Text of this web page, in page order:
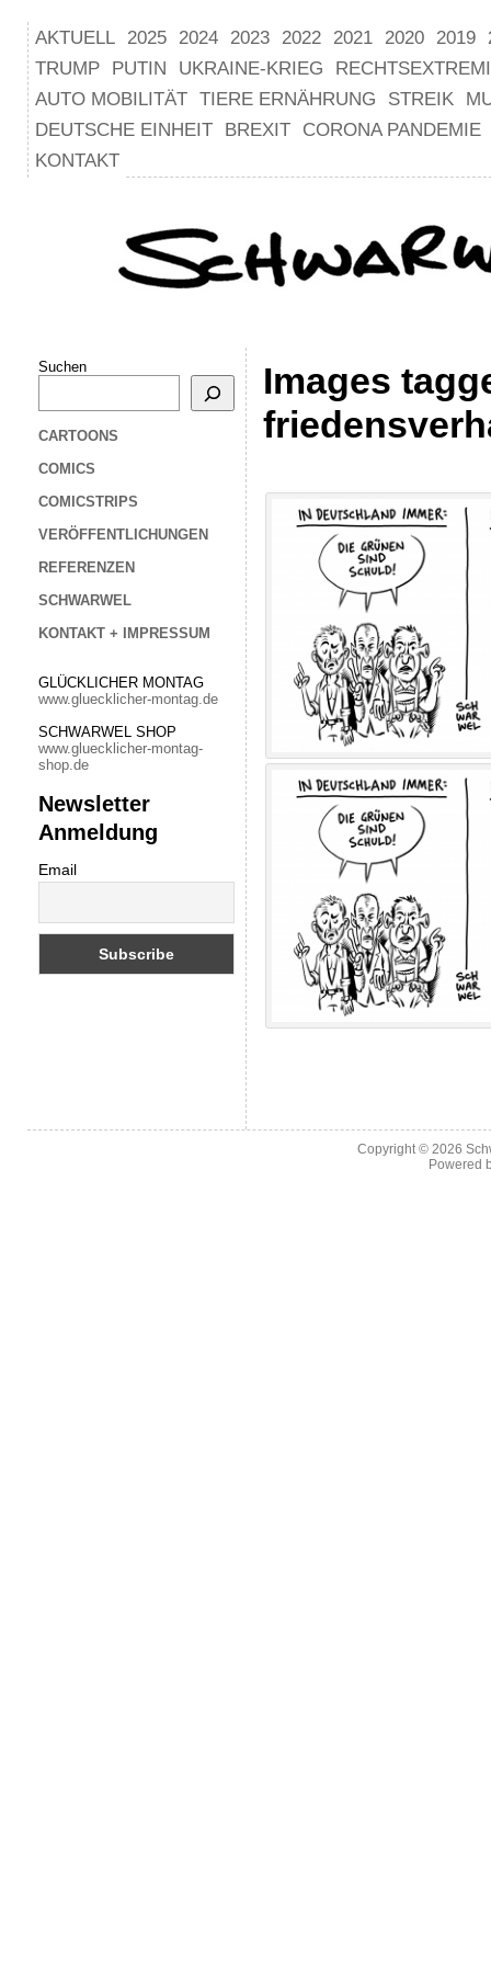
AKTUELL 2025 2024 2023 2022 2021 2020 2019
TRUMP
PUTIN UKRAINE-KRIEG
AUTO MOBILITÄT TIERE ERNÄHRUNG STREIK
DEUTSCHE EINHEIT
BREXIT
CORONA PANDEMIE
KONTAKT
Suchen
CARTOONS
COMICS
COMICSTRIPS
VERÖFFENTLICHUNGEN
REFERENZEN
SCHWARWEL
KONTAKT + IMPRESSUM
GLÜCKLICHER MONTAG
www.gluecklicher-montag.de
SCHWARWEL SHOP
www.gluecklicher-montag-
shop.de
Newsletter
Anmeldung
Email
Images
Copyright © 2026
Powered